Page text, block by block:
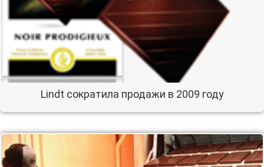
Lindt сократила продажи в 2009 году